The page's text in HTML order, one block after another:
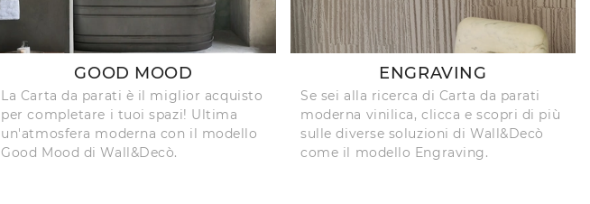
GOOD MOOD
La Carta da parati è il miglior acquisto
per completare i tuoi spazi! Ultima
un'atmosfera moderna con il modello
Good Mood di Wall&Decò.
ENGRAVING
Se sei alla ricerca di Carta da parati
moderna vinilica, clicca e scopri di più
sulle diverse soluzioni di Wall&Decò
come il modello Engraving.